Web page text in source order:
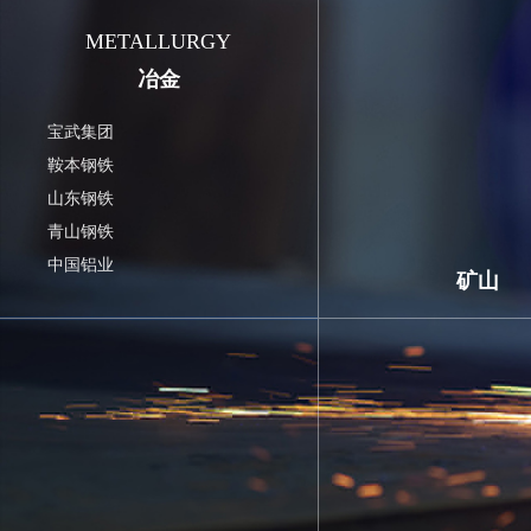
METALLURGY
冶金
宝武集团
鞍本钢铁
山东钢铁
青山钢铁
中国铝业
矿山